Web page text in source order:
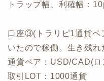
トラップ幅、利確幅：
口座③(トラリピ1通貨
いたので稼働。生き残れ
通貨ペア：USD/CAD(ロ
取引LOT：1000通貨